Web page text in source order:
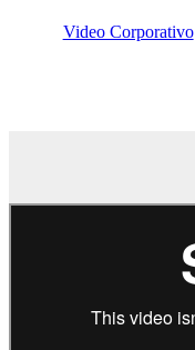
Video Corporativo